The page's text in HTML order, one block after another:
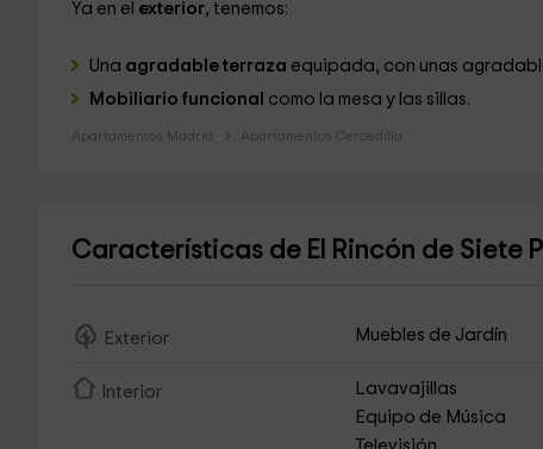
Ya en el exterior, tenemos:
Una agradable terraza equipada, con unas
Mobiliario funcional como la mesa y las sillas.
Apartamentos Madrid Apartamentos Cercedilla
Características de El Rincón de Siete
Exterior Muebles de Jardín
Interior Lavavajillas
Equipo de Música